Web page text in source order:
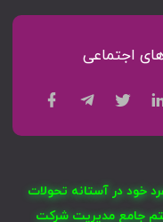
اجتماعی
خود در آستانه تحولات
جامع مدیریت شرکت